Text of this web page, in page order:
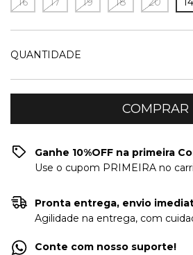
QUANTIDADE
Ganhe 10%OFF na primeira
Use o cupom PRIMEIRA no
Pronta entrega, envio
Agilidade na entrega, com
Conte com nosso suporte!